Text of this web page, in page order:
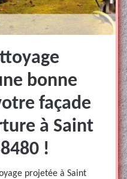
bonne
façade
à Saint
!
projetée à Saint